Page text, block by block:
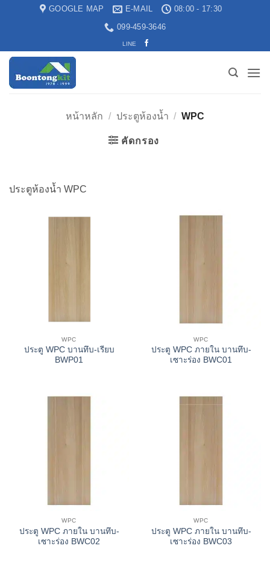
GOOGLE MAP E-MAIL
08:00 - 17:30
099-459-3646
LINE
หน้าหลัก / ประตูห้องน้ำ / WPC
คัดกรอง
ประตูห้องน้ำ WPC
WPC
ประตู WPC บานทึบ-เรียบ
BWP01
WPC
ประตู WPC ภายใน บานทึบ-
เซาะร่อง BWC01
WPC
ประตู WPC ภายใน บานทึบ-
เซาะร่อง BWC02
WPC
ประตู WPC ภายใน บานทึบ-
เซาะร่อง BWC03